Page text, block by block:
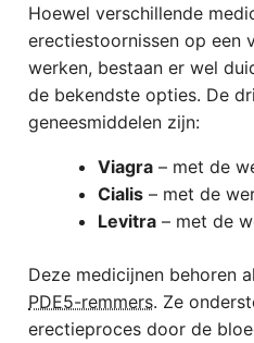
Hoewel verschillende
erectiestoornissen op een
werken, bestaan er wel
de bekendste opties. De
geneesmiddelen zijn:
Viagra – met de
Cialis – met de
Levitra – met de
Deze medicijnen behoren
PDE5-remmers. Ze
erectieproces door de